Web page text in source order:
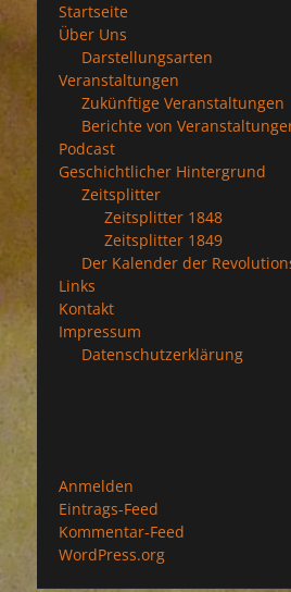
Startseite
Über Uns
Darstellungsarten
Veranstaltungen
Zukünftige Veranstaltungen
Berichte von
Podcast
Geschichtlicher Hintergrund
Zeitsplitter
Zeitsplitter 1848
Zeitsplitter 1849
Der Kalender der
Links
Kontakt
Impressum
Datenschutzerklärung
Anmelden
Eintrags-Feed
Kommentar-Feed
WordPress.org